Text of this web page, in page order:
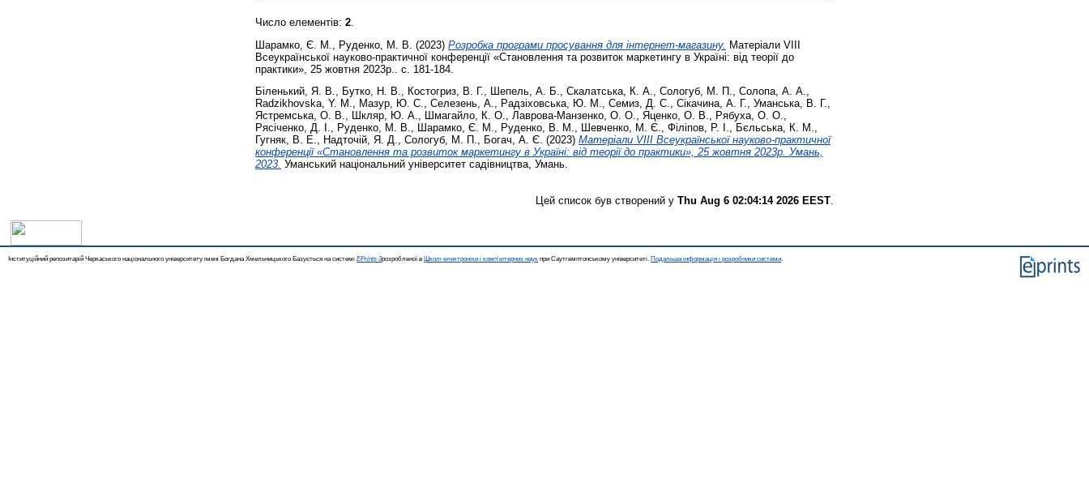
Число елементів: 2
Шарамко, Є. М.
Руденко, М. В. (2023) Розробка програми просування для інтернет-магазину. Матеріали VІІІ
Всеукраїнської науково-практичної конференції «Становлення та розвиток маркетингу в Україні: від теорії до
практики», 25 жовтня 2023р.. с. 181-184.
Біленький, Я. В., Бутко, Н. В., Костогриз, В. Г., Шепель, А. Б., Скалатська, К. А., Сологуб, М. П., Солопа, А. А.,
Radzikhovska, Y. M., Мазур, Ю. С., Селезень, А., Радзіховська, Ю. М., Семиз, Д. С., Сікачина, А. Г., Уманська, В. Г.,
Ястремська, О. В., Шкляр, Ю. А., Шмагайло, К. О., Лаврова-Манзенко, О. О., Яценко, О. В., Рябуха, О. О.,
Рясіченко, Д. І., Руденко, М. В., Шарамко, Є. М., Руденко, В. М., Шевченко, М. Є., Філіпов, Р. І., Бєльська, К. М.,
Гугняк, В. Е., Надточій, Я. Д., Сологуб, М. П., Богач, А. Є. (2023) Матеріали VІІІ Всеукраїнської науково-практичної
конференції «Становлення та розвиток маркетингу в Україні: від теорії до практики», 25 жовтня 2023р. Умань,
2023. Уманський національний університет садівництва, Умань.
Цей список був створений у Thu Aug 6 02:04:14 2026 EEST.
Інституційний репозитарій Черкаського національного університету імені Богдана Хмельницького Базується на системі EPrints 3розробленої в Школі електроніки і комп'ютерних наук при Саутгемптонському університеті. Подальша інформація і розробники системи